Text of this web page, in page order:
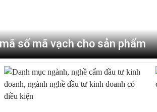
số mã vạch cho sản phẩm